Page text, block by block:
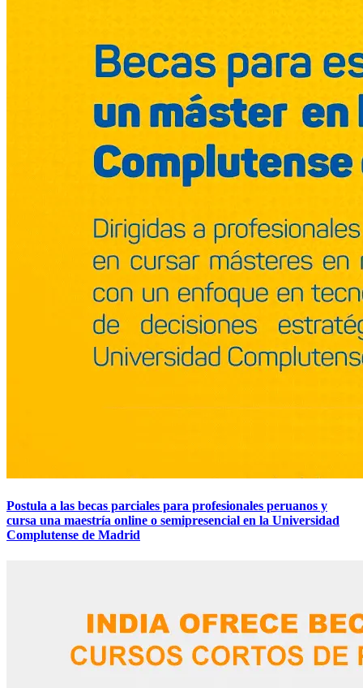
Postula a las becas parciales para profesionales peruanos y
cursa una maestría online o semipresencial en la Universidad
Complutense de Madrid